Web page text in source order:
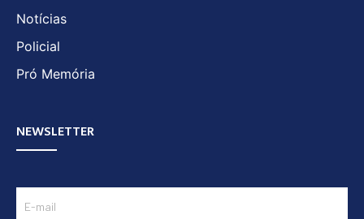
Notícias
Policial
Pró Memória
NEWSLETTER